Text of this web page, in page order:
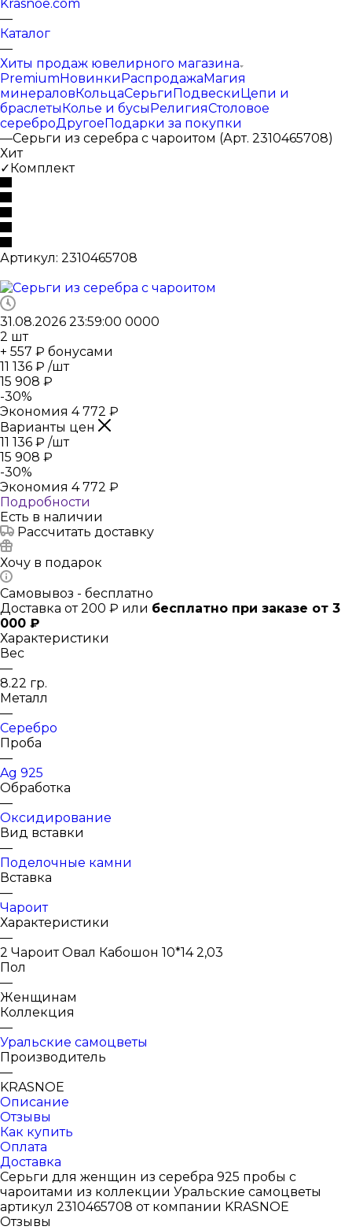
Krasnoe.com
—
Каталог
—
Хиты продаж ювелирного магазина
PremiumНовинкиРаспродажаМагия
минераловКольцаСерьгиПодвескиЦепи и
браслетыКолье и бусыРелигияСтоловое
сереброДругоеПодарки за покупки
—Серьги из серебра с чароитом (Арт. 2310465708)
Хит
✓Комплект
Артикул: 2310465708
31.08.2026 23:59:00 0000
2 шт
+ 557 ₽ бонусами
11 136 ₽ /шт
15 908 ₽
-30%
Экономия 4 772 ₽
Варианты цен
11 136 ₽ /шт
15 908 ₽
-30%
Экономия 4 772 ₽
Подробности
Есть в наличии
Рассчитать доставку
Хочу в подарок
Самовывоз - бесплатно
Доставка от 200 ₽ или бесплатно при заказе от 3
000 ₽
Характеристики
Вес
—
8.22 гр.
Металл
—
Серебро
Проба
—
Ag 925
Обработка
—
Оксидирование
Вид вставки
—
Поделочные камни
Вставка
—
Чароит
Характеристики
—
2 Чароит Овал Кабошон 10*14 2,03
Пол
—
Женщинам
Коллекция
—
Уральские самоцветы
Производитель
—
KRASNOE
Описание
Отзывы
Как купить
Оплата
Доставка
Серьги для женщин из серебра 925 пробы с
чароитами из коллекции Уральские самоцветы
артикул 2310465708 от компании KRASNOE
Отзывы